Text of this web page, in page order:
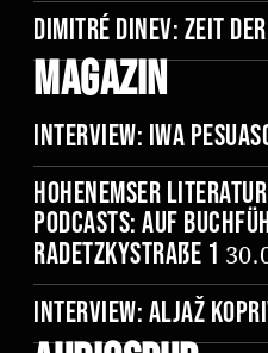
Dimitré Dinev: Zeit
Magazin
Interview: Iwa
Hohenemser
Podcasts: Auf
Radetzkystraße 1
Interview: Aljaž